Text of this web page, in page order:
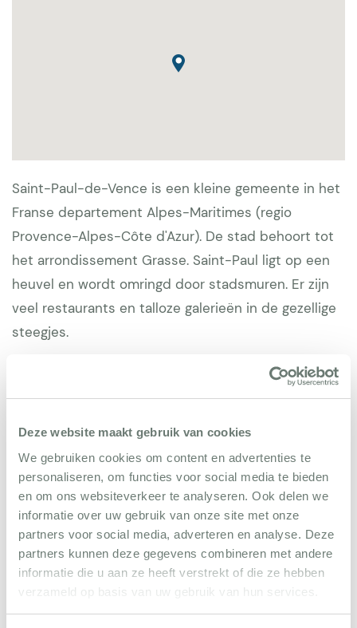
Deze website maakt gebruik van cookies
We gebruiken cookies om content en advertenties te
personaliseren, om functies voor social media te bieden
en om ons websiteverkeer te analyseren. Ook delen we
informatie over uw gebruik van onze site met onze
partners voor social media, adverteren en analyse. Deze
partners kunnen deze gegevens combineren met andere
informatie die u aan ze heeft verstrekt of die ze hebben
verzameld op basis van uw gebruik van hun services.
Saint-Paul-de-Vence is een kleine gemeente in het
Franse departement Alpes-Maritimes (regio
Provence-Alpes-Côte d'Azur). De stad behoort tot
het arrondissement Grasse. Saint-Paul ligt op een
heuvel en wordt omringd door stadsmuren. Er zijn
veel restaurants en talloze galerieën in de gezellige
steegjes.
De pittoreske dorpjes Vence, Biot en Tourrettes zijn
ook een bezoek waard. Een bezoek aan Monaco is
aanrader! Cannes ligt op 20 minuten rijden. Antibes
met zijn charmante haven en prachtige stranden
mag je ook zeker niet missen. St Paul de Vence ligt
op 15 minuten van het vliegveld van Nice. Een
veelzijdige omgeving, vol luxe, rust, ruimte en
afwisseling.